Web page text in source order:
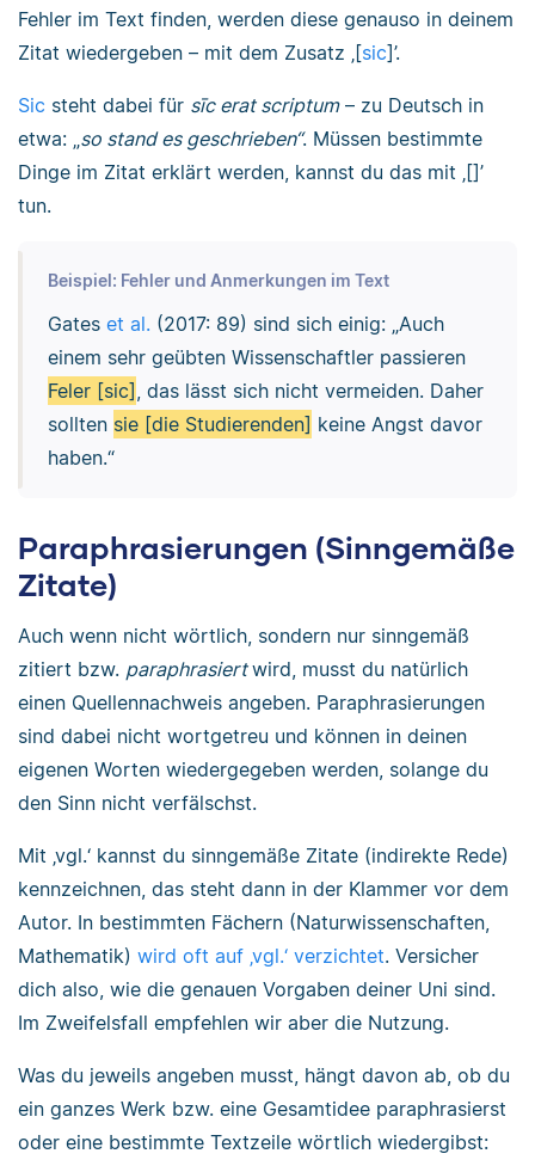
Fehler im Text finden, werden diese genauso in deinem
Zitat wiedergeben – mit dem Zusatz ‚[sic]’.
Sic steht dabei für sīc erat scriptum– zu Deutsch in
etwa: „ so stand es geschrieben“. Müssen bestimmte
Dinge im Zitat erklärt werden, kannst du das mit ‚[]’
tun.
Beispiel: Fehler und Anmerkungen im Text
Gates et al. (2017: 89) sind sich einig: „Auch
einem sehr geübten Wissenschaftler passieren
Feler [sic] , das lässt sich nicht vermeiden. Daher
sollten sie [die Studierenden] keine Angst davor
haben.“
Paraphrasierungen (Sinngemäße
Zitate)
Auch wenn nicht wörtlich, sondern nur sinngemäß
zitiert bzw. paraphrasiertwird, musst du natürlich
einen Quellennachweis angeben. Paraphrasierungen
sind dabei nicht wortgetreu und können in deinen
eigenen Worten wiedergegeben werden, solange du
den Sinn nicht verfälschst.
Mit ‚vgl.‘ kannst du sinngemäße Zitate (indirekte Rede)
kennzeichnen, das steht dann in der Klammer vor dem
Autor. In bestimmten Fächern (Naturwissenschaften,
Mathematik) wird oft auf ‚vgl.‘ verzichtet. Versicher
dich also, wie die genauen Vorgaben deiner Uni sind.
Im Zweifelsfall empfehlen wir aber die Nutzung.
Was du jeweils angeben musst, hängt davon ab, ob du
ein ganzes Werk bzw. eine Gesamtidee paraphrasierst
oder eine bestimmte Textzeile wörtlich wiedergibst: